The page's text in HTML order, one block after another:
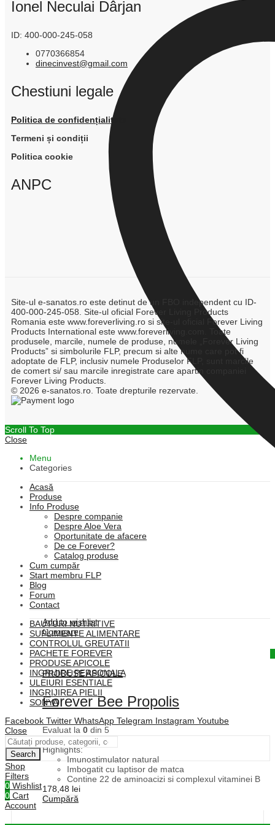
Add to wishlist
Compare
Quick View
PRODUSE APICOLE
Forever Bee Propolis
Evaluat la 0 din 5
(0)
Highlights:
Imunostimulator natural
Imbogatit cu laptisor de matca
Contine 22 de aminoacizi si complexul vitaminei B
178,48 lei
Cumpără
Ionel Neculai Dârjan
ID: 400-000-245-058
0770366854
dinecinvest@gmail.com
Chestiuni legale
Politica de confidențialitate
Termeni și condiții
Politica cookie
ANPC
Site-ul e-sanatos.ro este detinut de un FBO independent cu ID-
400-000-245-058. Site-ul oficial Forever Living Products
Romania este www.foreverliving.ro si site-ul oficial Forever Living
Products International este www.foreverliving.com. Toate
produsele, marcile, numele de produse, numele „Forever Living
Products” si simbolurile FLP, precum si alte nume care pot fi
adoptate de FLP, inclusiv numele Produselor FLP, sunt marcile
de comert si/ sau marcile inregistrate care apartin companiei
Forever Living Products.
© 2026 e-sanatos.ro. Toate drepturile rezervate.
Scroll To Top
Close
Menu
Categories
Acasă
Produse
Info Produse
Despre companie
Despre Aloe Vera
Oportunitate de afacere
De ce Forever?
Catalog produse
Cum cumpăr
Start membru FLP
Blog
Forum
Contact
BAUTURI NUTRITIVE
SUPLIMENTE ALIMENTARE
CONTROLUL GREUTATII
PACHETE FOREVER
PRODUSE APICOLE
INGRIJIRE PERSONALA
ULEIURI ESENTIALE
INGRIJIREA PIELII
SONYA
Facebook Twitter WhatsApp Telegram Instagram Youtube
Close
Search
Shop
Filters
0 Wishlist
0 Cart
Account